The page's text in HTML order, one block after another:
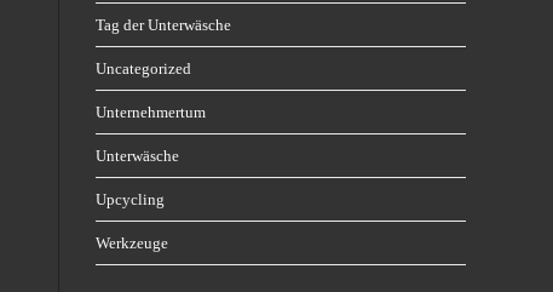
Tag der Unterwäsche
Uncategorized
Unternehmertum
Unterwäsche
Upcycling
Werkzeuge